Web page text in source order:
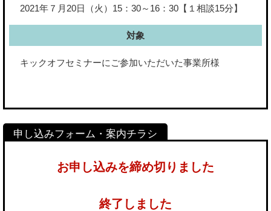
2021年７月20日（火）15：30～16：30【１相談15分】
対象
キックオフセミナーにご参加いただいた事業所様
お申し込みを締め切りました
終了しました